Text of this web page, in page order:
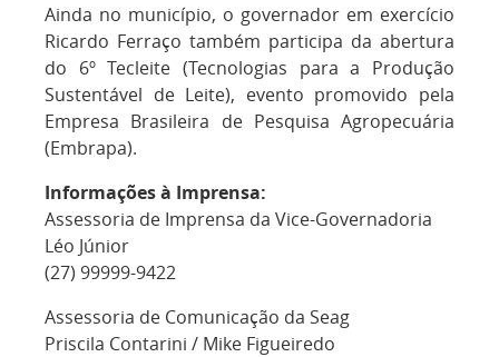
Ainda no município, o governador em exercício
Ricardo Ferraço também participa da abertura
do 6º Tecleite (Tecnologias para a Produção
Sustentável de Leite), evento promovido pela
Empresa Brasileira de Pesquisa Agropecuária
(Embrapa).
Informações à Imprensa:
Assessoria de Imprensa da Vice-Governadoria
Léo Júnior
(27) 99999-9422
Assessoria de Comunicação da Seag
Priscila Contarini / Mike Figueiredo